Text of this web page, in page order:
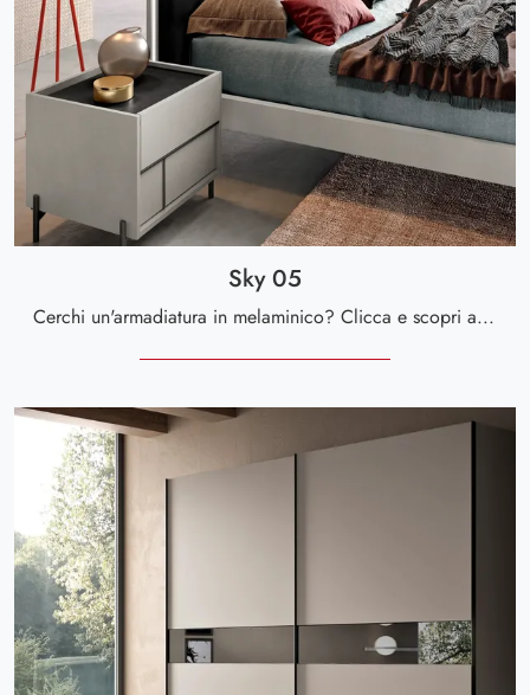
Sky 05
Cerchi un'armadiatura in melaminico? Clicca e scopri armadi a muro con ante battenti di Spar.